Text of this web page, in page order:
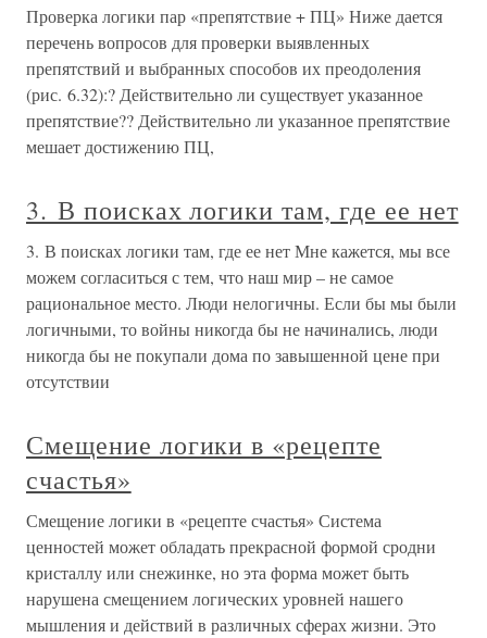
Проверка логики пар «препятствие + ПЦ» Ниже дается
перечень вопросов для проверки выявленных
препятствий и выбранных способов их преодоления
(рис. 6.32):? Действительно ли существует указанное
препятствие?? Действительно ли указанное препятствие
мешает достижению ПЦ,
3. В поисках логики там, где ее нет
3. В поисках логики там, где ее нет Мне кажется, мы все
можем согласиться с тем, что наш мир – не самое
рациональное место. Люди нелогичны. Если бы мы были
логичными, то войны никогда бы не начинались, люди
никогда бы не покупали дома по завышенной цене при
отсутствии
Смещение логики в «рецепте
счастья»
Смещение логики в «рецепте счастья» Система
ценностей может обладать прекрасной формой сродни
кристаллу или снежинке, но эта форма может быть
нарушена смещением логических уровней нашего
мышления и действий в различных сферах жизни. Это